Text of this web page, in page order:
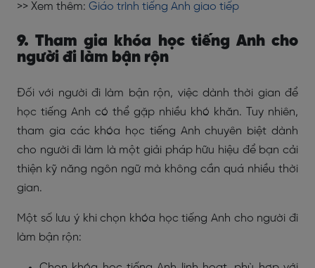
>> Xem thêm: Giáo trình tiếng Anh giao tiếp
9. Tham gia khóa học tiếng Anh cho
người đi làm bận rộn
Đối với người đi làm bận rộn, việc dành thời gian để
học tiếng Anh có thể gặp nhiều khó khăn. Tuy nhiên,
tham gia các khóa học tiếng Anh chuyên biệt dành
cho người đi làm là một giải pháp hữu hiệu để bạn cải
thiện kỹ năng ngôn ngữ mà không cần quá nhiều thời
gian.
Một số lưu ý khi chọn khóa học tiếng Anh cho người đi
làm bận rộn: